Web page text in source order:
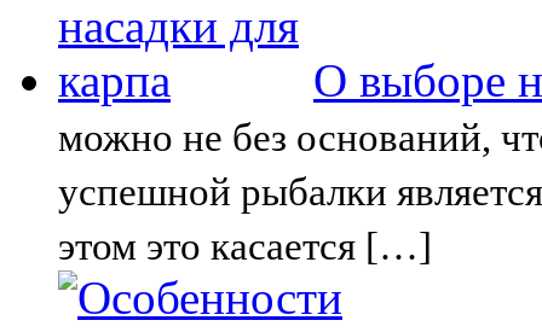
О выборе
можно не без оснований,
успешной рыбалки
этом это касается […]